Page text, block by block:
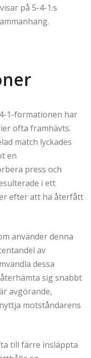
på 5-4-1:s
1-formationen har
ofta framhävts.
match lyckades
en
press och
i ett
efter att ha återfått
använder denna
av
dessa
sig snabbt
avgörande,
motståndarens
till färre insläppta